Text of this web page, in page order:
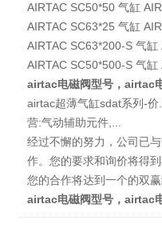
AIRTAC SC50*50 气缸
AIRTAC SC63*25 气缸
AIRTAC SC63*200-S 气
AIRTAC SC50*500-S 气
airtac电磁阀型号，airtac
airtac超薄气缸sdat系列-
营:气动辅助元件,...
经过不懈的努力，公司已
作。您的要求和询价将得
您的合作将达到一个的双赢
airtac电磁阀型号，airtac